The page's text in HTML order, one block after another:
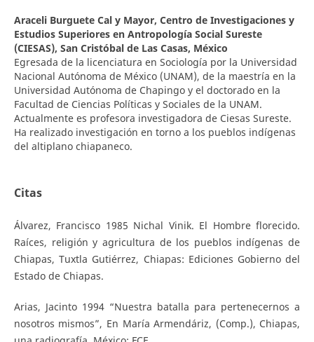
Araceli Burguete Cal y Mayor, Centro de Investigaciones y
Estudios Superiores en Antropología Social Sureste
(CIESAS), San Cristóbal de Las Casas, México
Egresada de la licenciatura en Sociología por la Universidad
Nacional Autónoma de México (UNAM), de la maestría en la
Universidad Autónoma de Chapingo y el doctorado en la
Facultad de Ciencias Políticas y Sociales de la UNAM.
Actualmente es profesora investigadora de Ciesas Sureste.
Ha realizado investigación en torno a los pueblos indígenas
del altiplano chiapaneco.
Citas
Álvarez, Francisco 1985 Nichal Vinik. El Hombre florecido.
Raíces, religión y agricultura de los pueblos indígenas de
Chiapas, Tuxtla Gutiérrez, Chiapas: Ediciones Gobierno del
Estado de Chiapas.
Arias, Jacinto 1994 “Nuestra batalla para pertenecernos a
nosotros mismos”, En María Armendáriz, (Comp.), Chiapas,